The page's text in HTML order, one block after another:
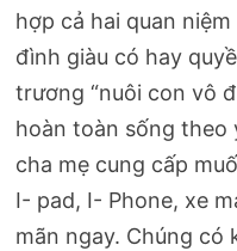
hợp cả hai quan
đình giàu có hay
trương “nuôi con vô
hoàn toàn sống theo
cha mẹ cung cấp
I- pad, I- Phone, xe
mãn ngay. Chúng có